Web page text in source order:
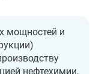
мощностей и
нефтехимии,